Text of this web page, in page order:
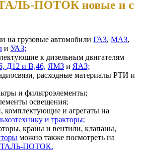
ПОТОК новые и с
на грузовые автомобили ГАЗ, МАЗ,
и УАЗ;
к дизельным двигателям
Д12 и В,46, ЯМЗ и ЯАЗ;
расходные материалы РТИ и
и фильтроэлементы;
освещения;
комплектующие и агрегаты на
и тракторы;
краны и вентили, клапаны,
можно также посмотреть на
ПОТОК.